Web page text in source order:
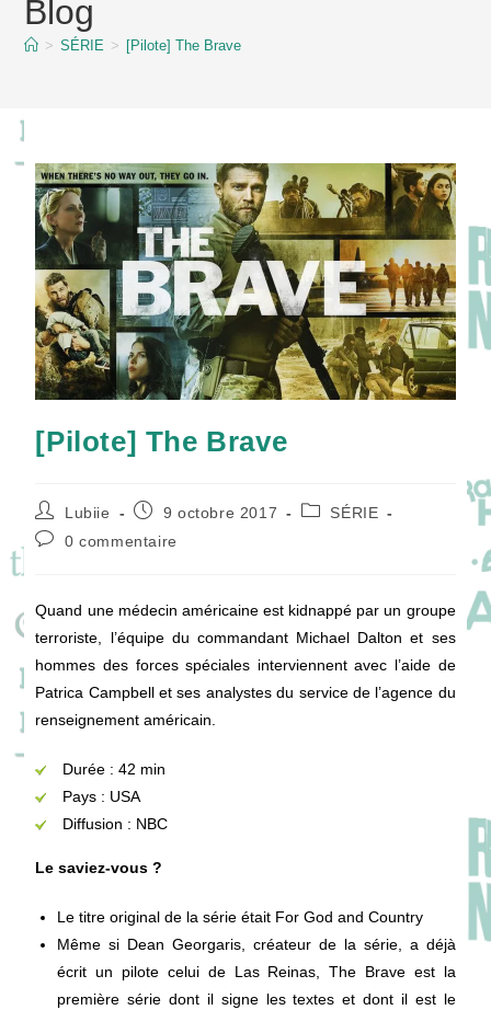
contentBlog
> SÉRIE > [Pilote] The Brave
[Pilote] The Brave
Auteur/autrice
de
la
Lubiie
Publication
9 octobre 2017
PostSÉRIE
Commentaires
0 commentaire
Quand une médecin américaine est kidnappé par un groupe
terroriste, l’équipe du commandant Michael Dalton et ses
hommes des forces spéciales interviennent avec l’aide de
Patrica Campbell et ses analystes du service de l’agence du
renseignement américain.
Durée : 42 min
Pays : USA
Diffusion : NBC
Le saviez-vous ?
Le titre original de la série était For God and Country
Même si Dean Georgaris, créateur de la série, a déjà
écrit un pilote celui de Las Reinas, The Brave est la
première série dont il signe les textes et dont il est le